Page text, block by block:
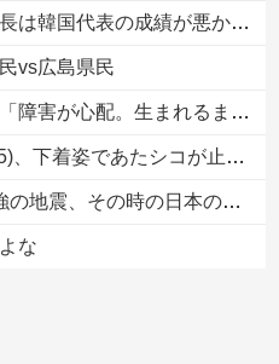
待をしていないのではないかと叱責した」泥沼の責任押し付け合い発生他
vs広島県民
れた日の不快感が一生許せない！何事もなかったかのように孫フィーバーしてるし
着姿であたシコが止まらない
さい」→「マジで鳥肌立った」「こういう姿は韓国も見習わないと」「あん...
な